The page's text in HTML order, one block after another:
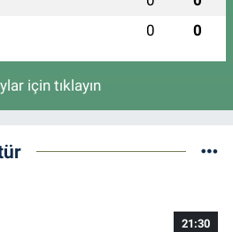
0 0
için tıklayın
21:30